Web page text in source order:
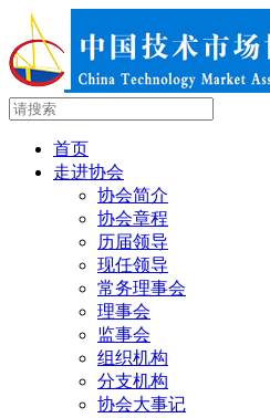
首页
走进协会
协会简介
协会章程
历届领导
现任领导
常务理事会
理事会
监事会
组织机构
分支机构
协会大事记